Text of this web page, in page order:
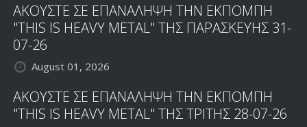
ΑΚΟΥΣΤΕ ΣΕ ΕΠΑΝΑΛΗΨΗ ΤΗΝ ΕΚΠΟΜΠΗ
"THIS IS HEAVY METAL" ΤΗΣ ΠΑΡΑΣΚΕΥΗΣ 31-
07-26
August 01, 2026
ΑΚΟΥΣΤΕ ΣΕ ΕΠΑΝΑΛΗΨΗ ΤΗΝ ΕΚΠΟΜΠΗ
"THIS IS HEAVY METAL" ΤΗΣ ΤΡΙΤΗΣ 28-07-26